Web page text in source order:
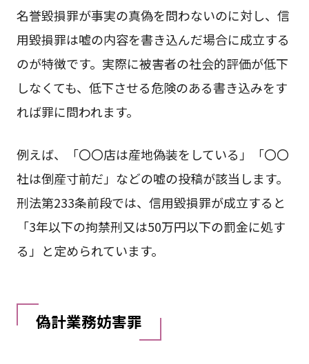
名誉毀損罪が事実の真偽を問わないのに対し、信
用毀損罪は嘘の内容を書き込んだ場合に成立する
のが特徴です。実際に被害者の社会的評価が低下
しなくても、低下させる危険のある書き込みをす
れば罪に問われます。
例えば、「〇〇店は産地偽装をしている」「〇〇
社は倒産寸前だ」などの嘘の投稿が該当します。
刑法第233条前段では、信用毀損罪が成立すると
「3年以下の拘禁刑又は50万円以下の罰金に処す
る」と定められています。
偽計業務妨害罪